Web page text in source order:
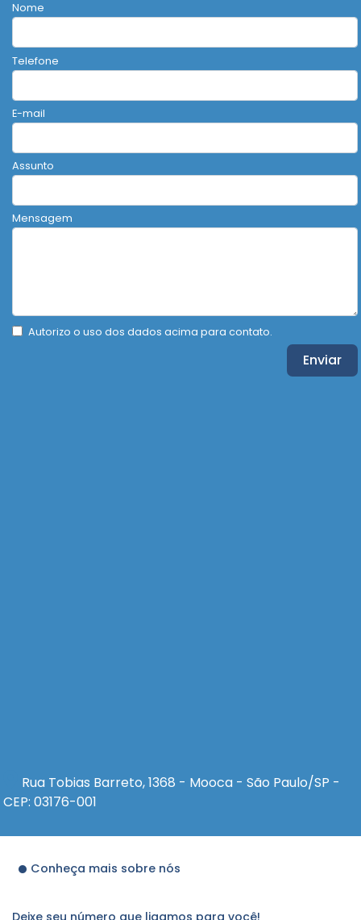
Nome
Telefone
E-mail
Assunto
Mensagem
Autorizo o uso dos dados acima para contato.
Enviar
Rua Tobias Barreto, 1368 - Mooca - São Paulo/SP -
CEP: 03176-001
Conheça mais sobre nós